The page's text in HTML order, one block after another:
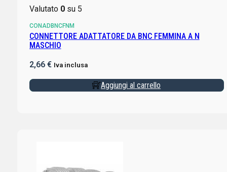
Valutato 0su 5
CONADBNCFNM
CONNETTORE ADATTATORE DA BNC FEMMINA A N
MASCHIO
2,66 € Iva inclusa
Aggiungi al carrello